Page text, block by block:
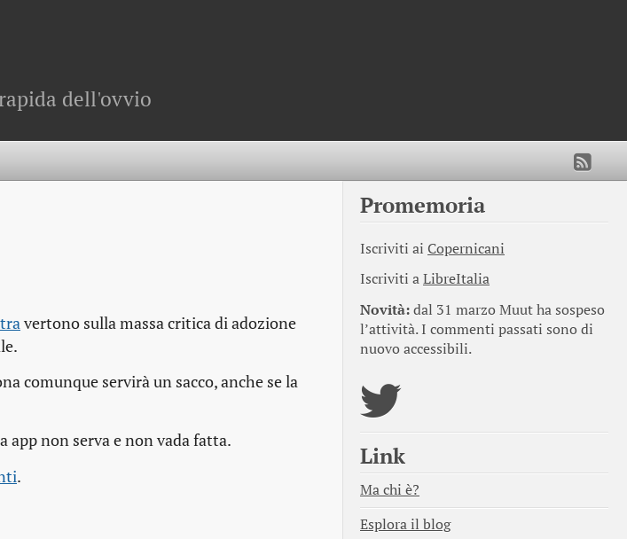
dell'ovvio
vertono sulla massa critica di adozione
comunque servirà un sacco, anche se la
non serva e non vada fatta.
.
Promemoria
Iscriviti ai Copernicani
Iscriviti aLibreItalia
Novità:dal 31 marzo Muut ha sospeso
l’attività. I commenti passati sono di
nuovo accessibili.
Link
Ma chi è?
Esplora il blog